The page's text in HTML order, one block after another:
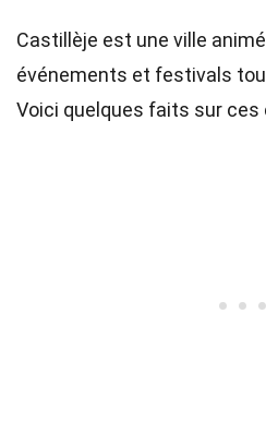
Castillèje est une ville
événements et festivals
Voici quelques faits sur ces